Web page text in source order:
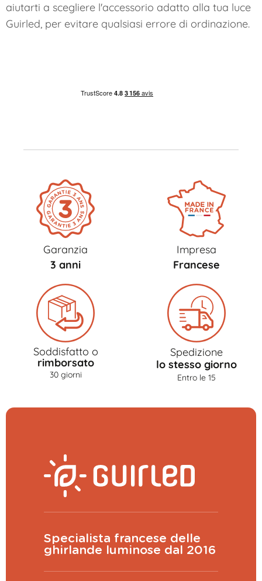
aiutarti a scegliere l'accessorio adatto alla tua luce
Guirled, per evitare qualsiasi errore di ordinazione.
Garanzia
3 anni
Impresa
Francese
Soddisfatto o
rimborsato
30 giorni
Spedizione
lo stesso giorno
Entro le 15
Specialista francese delle
ghirlande luminose dal 2016